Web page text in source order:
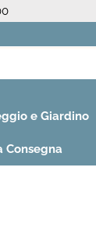
l'ordine inserisci
pulsante "Accedi"
e Giardino
Consegna